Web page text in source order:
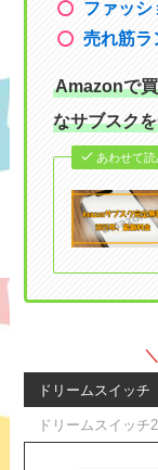
ファッシ
売れ筋ラ
Amazonで
なサブスク
あわせて
ドリームスイッチ
ドリームスイッチ